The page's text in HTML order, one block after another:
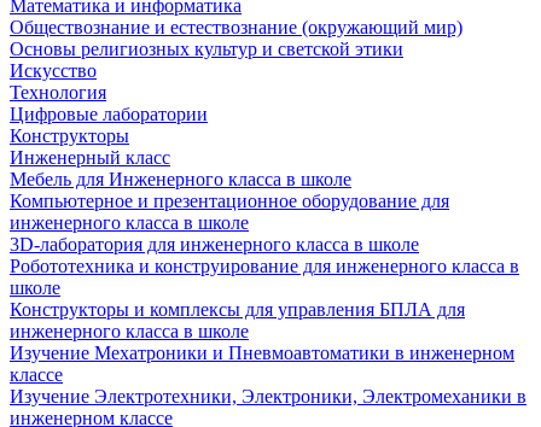
Математика и информатика
Обществознание и естествознание (окружающий мир)
Основы религиозных культур и светской этики
Искусство
Технология
Цифровые лаборатории
Конструкторы
Инженерный класс
Мебель для Инженерного класса в школе
Компьютерное и презентационное оборудование для
инженерного класса в школе
3D-лаборатория для инженерного класса в школе
Робототехника и конструирование для инженерного класса в
школе
Конструкторы и комплексы для управления БПЛА для
инженерного класса в школе
Изучение Мехатроники и Пневмоавтоматики в инженерном
классе
Изучение Электротехники, Электроники, Электромеханики в
инженерном классе